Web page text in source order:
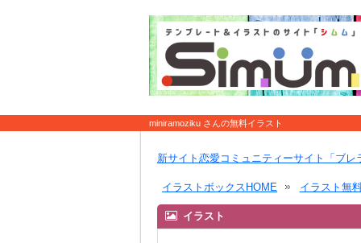
miniramoziku さんの無料イラスト
新サイト恋愛コミュニティーサイト「ブレ
イラストボックスHOME イラスト無
イラスト